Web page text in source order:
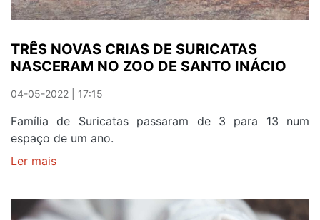
TRÊS NOVAS CRIAS DE SURICATAS
NASCERAM NO ZOO DE SANTO INÁCIO
04-05-2022 | 17:15
Família de Suricatas passaram de 3 para 13 num
espaço de um ano.
Ler mais
CRIAS